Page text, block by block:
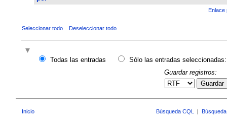
Enlace
Seleccionar todo Deseleccionar todo
Todas las entradas
Sólo las entradas seleccionadas:
Guardar registros:
Guardar
Inicio Búsqueda CQL